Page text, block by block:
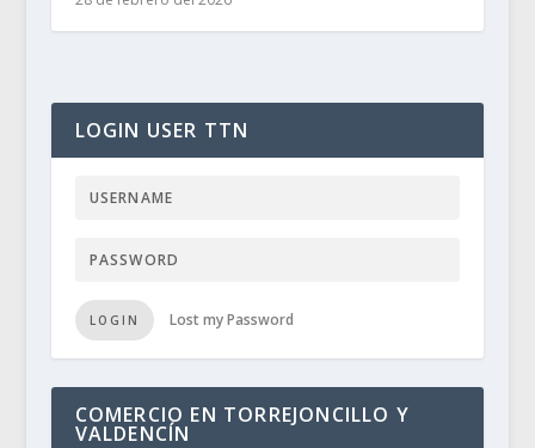
LOGIN USER TTN
LOGIN Lost my Password
COMERCIO EN TORREJONCILLO Y
VALDENCÍN